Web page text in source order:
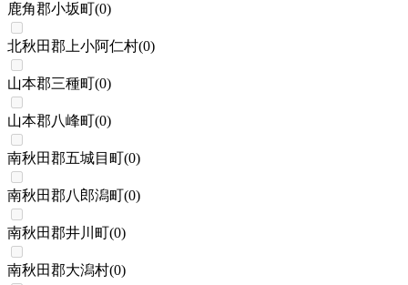
鹿角郡小坂町(0)
北秋田郡上小阿仁村(0)
山本郡三種町(0)
山本郡八峰町(0)
南秋田郡五城目町(0)
南秋田郡八郎潟町(0)
南秋田郡井川町(0)
南秋田郡大潟村(0)